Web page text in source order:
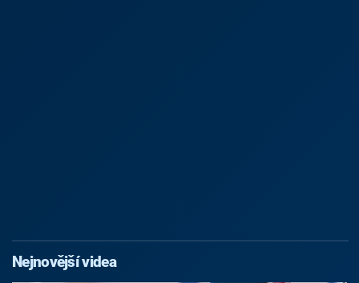
Nejnovější videa